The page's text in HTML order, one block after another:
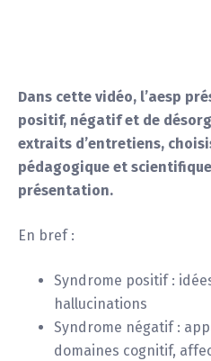
Dans cette vidéo, l’aesp
positif, négatif et de
extraits d’entretiens,
pédagogique et
présentation.
En bref :
Syndrome positif :
hallucinations
Syndrome négatif :
domaines cognitif,